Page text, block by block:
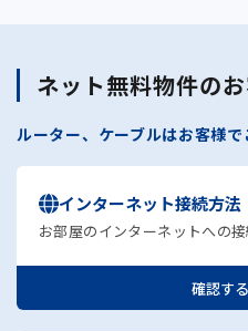
ネット無料物件の
ルーター、ケーブルはお客様で
インターネット接続方法
お部屋のインターネットへの
確認する